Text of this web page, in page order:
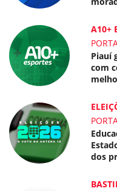
A10+
Piauí
com
dos